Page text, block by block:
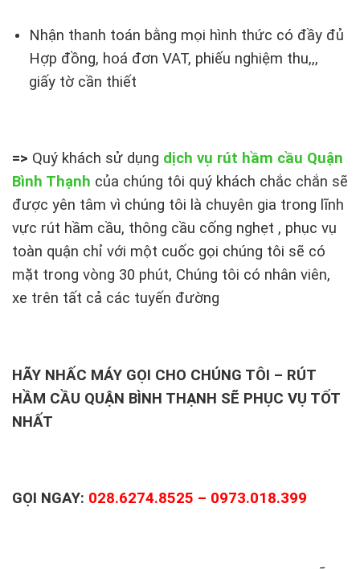
Nhận thanh toán bằng mọi hình thức có đầy đủ
Hợp đồng, hoá đơn VAT, phiếu nghiệm thu,,,
giấy tờ cần thiết
=> Quý khách sử dụng dịch vụ rút hầm cầu Quận
Bình Thạnh của chúng tôi quý khách chắc chắn sẽ
được yên tâm vì chúng tôi là chuyên gia trong lĩnh
vực rút hầm cầu, thông cầu cống nghẹt , phục vụ
toàn quận chỉ với một cuốc gọi chúng tôi sẽ có
mặt trong vòng 30 phút, Chúng tôi có nhân viên,
xe trên tất cả các tuyến đường
HÃY NHẤC MÁY GỌI CHO CHÚNG TÔI – RÚT
HẦM CẦU QUẬN BÌNH THẠNH SẼ PHỤC VỤ TỐT
NHẤT
GỌI NGAY: 028.6274.8525 – 0973.018.399